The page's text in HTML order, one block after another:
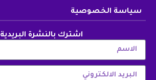
سياسة الخصوصية
اشترك بالنشرة البريدية